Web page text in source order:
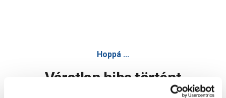
Hoppá ...
Váratlan hiba történt